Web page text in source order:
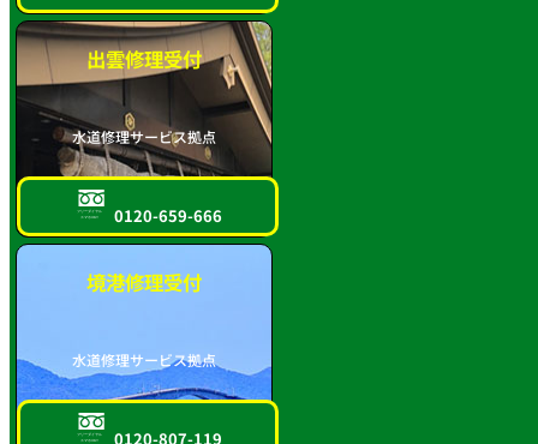
出雲修理受付
水道修理サービス拠点
フリーダイヤル
スマホOK!! 0120-659-666
境港修理受付
水道修理サービス拠点
フリーダイヤル
スマホOK!! 0120-807-119